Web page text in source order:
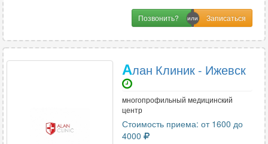
Позвонить?
Алан Клиник - Ижевск
многопрофильный медицинский
центр
Стоимость приема: от 1600 до
4000